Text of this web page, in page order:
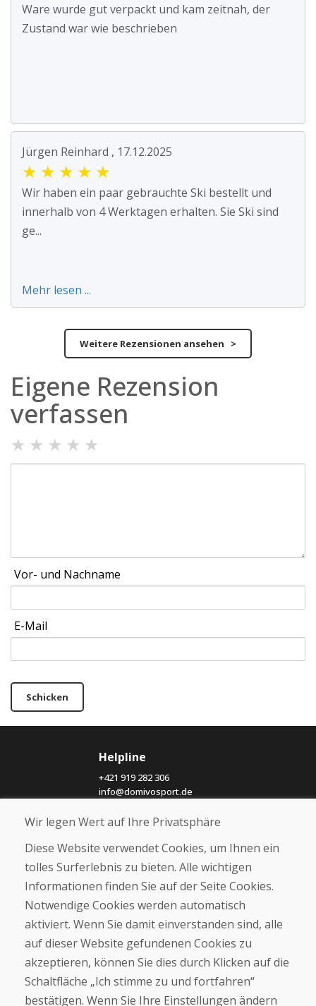
Ware wurde gut verpackt und kam zeitnah, der
Zustand war wie beschrieben
Jürgen Reinhard , 17.12.2025
★ ★ ★ ★ ★
Wir haben ein paar gebrauchte Ski bestellt und
innerhalb von 4 Werktagen erhalten. Sie Ski sind
ge...
Mehr lesen ...
Weitere Rezensionen ansehen >
Eigene Rezension
verfassen
★ ★ ★ ★ ★
Vor- und Nachname
E-Mail
Schicken
Helpline
+421 919 282 306
info@domivosport.de
Über uns
Blog
Über uns
Kontakt
Kaufen
E-Shop
Impressum
Geschäftsbedingungen
Wir legen Wert auf Ihre Privatsphäre
Diese Website verwendet Cookies, um Ihnen ein
tolles Surferlebnis zu bieten. Alle wichtigen
Informationen finden Sie auf der Seite Cookies.
Notwendige Cookies werden automatisch
aktiviert. Wenn Sie damit einverstanden sind, alle
auf dieser Website gefundenen Cookies zu
akzeptieren, können Sie dies durch Klicken auf die
Schaltfläche „Ich stimme zu und fortfahren“
bestätigen. Wenn Sie Ihre Einstellungen ändern